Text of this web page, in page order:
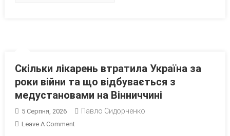
Скільки лікарень втратила Україна за
роки війни та що відбувається з
медустановами на Вінниччині
5 Серпня, 2026 Павло Сидорченко
Leave A CommentOn